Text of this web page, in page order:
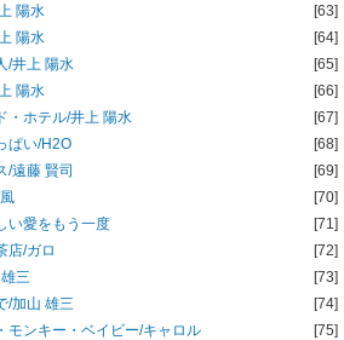
陽水
陽水
/井上 陽水
陽水
・ホテル/井上 陽水
ぱい/H2O
/遠藤 賢司
風
い愛をもう一度
店/ガロ
三
/加山 雄三
モンキー・ベイビー/キャロル
[63]
[64]
[65]
[66]
[67]
[68]
[69]
[70]
[71]
[72]
[73]
[74]
[75]